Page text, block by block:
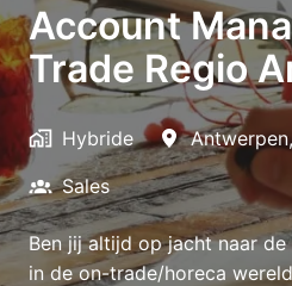
Account
Trade Regio
Hybride Antwerpen,
Sales
Ben jij altijd op jacht naar
in de on-trade/horeca